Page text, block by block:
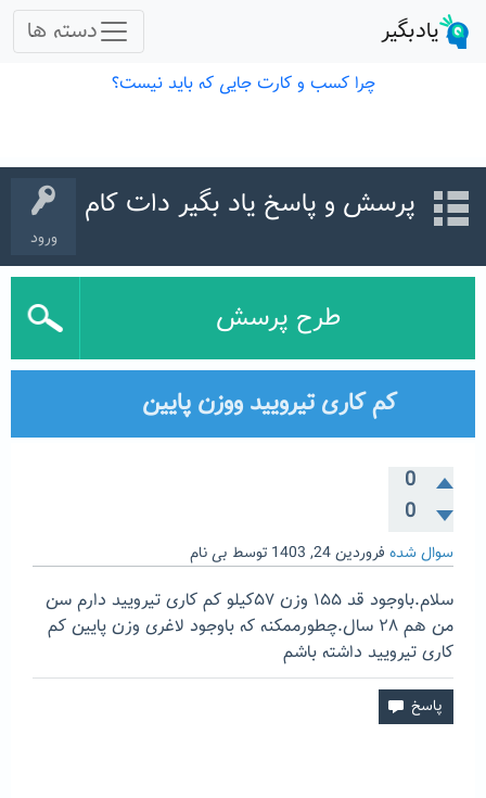
ورود
پرسش و پاسخ یاد بگیر دات کام
طرح پرسش
کم کاری تیرویید ووزن پایین
0
0
سوال شده فروردین 24, 1403 توسط بی نام
سلام.باوجود قد ۱۵۵ وزن ۵۷کیلو کم کاری تیرویید دارم سن
من هم ۲۸ سال.چطورممکنه که باوجود لاغری وزن پایین کم
کاری تیرویید داشته باشم